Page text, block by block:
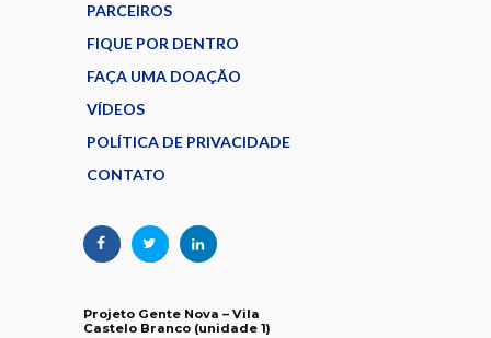
PARCEIROS
FIQUE POR DENTRO
FAÇA UMA DOAÇÃO
VÍDEOS
POLÍTICA DE PRIVACIDADE
CONTATO
Projeto Gente Nova – Vila
Castelo Branco (unidade 1)